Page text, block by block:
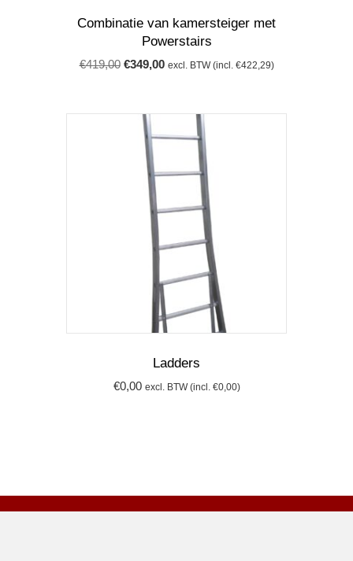
Combinatie van kamersteiger met
Powerstairs
€419,00 Oorspronkelijke
€419,00.
€349,00Huidige
€349,00.
excl. BTW (incl. €422,29)
Ladders
€0,00 excl. BTW (incl. €0,00)